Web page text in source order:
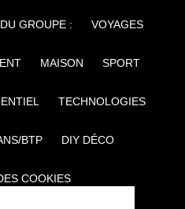
GROUPE : VOYAGES
MAISON SPORT
TECHNOLOGIES
BTP DIY DÉCO
COOKIES